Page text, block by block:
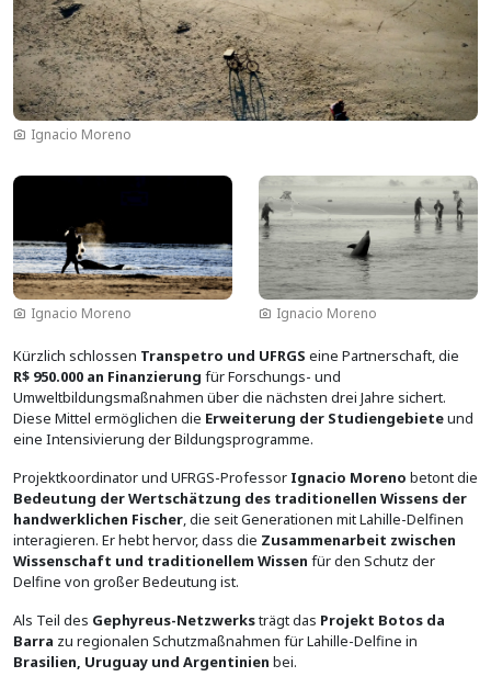
Ignacio Moreno
Bild
Ignacio Moreno
Bild
Ignacio Moreno
Kürzlich schlossen Transpetro und UFRGS eine Partnerschaft, die
R$ 950.000 an Finanzierung für Forschungs- und
Umweltbildungsmaßnahmen über die nächsten drei Jahre sichert.
Diese Mittel ermöglichen die Erweiterung der Studiengebieteund
eine Intensivierung der Bildungsprogramme.
Projektkoordinator und UFRGS-Professor Ignacio Moreno betont die
Bedeutung der Wertschätzung des traditionellen Wissens der
handwerklichen Fischer , die seit Generationen mit Lahille-Delfinen
interagieren. Er hebt hervor, dass die Zusammenarbeit zwischen
Wissenschaft und traditionellem Wissen für den Schutz der
Delfine von großer Bedeutung ist.
Als Teil des Gephyreus-Netzwerksträgt das Projekt Botos da
Barra zu regionalen Schutzmaßnahmen für Lahille-Delfine in
Brasilien, Uruguay und Argentinien bei.